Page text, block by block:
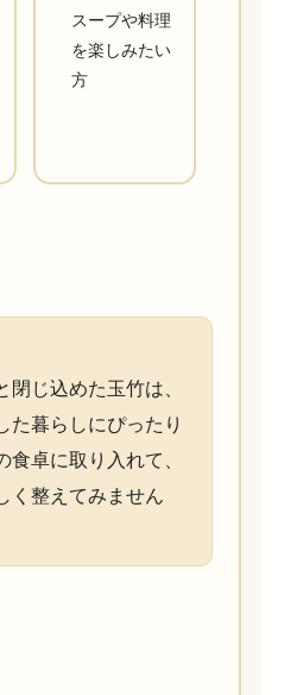
スープや料理
を楽しみたい
方
じ込めた玉竹は、
た暮らしにぴったり
卓に取り入れて、
く整えてみません